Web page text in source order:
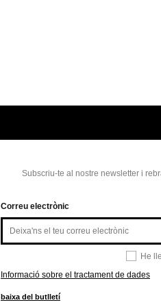
Subscriu-te al nostre newsletter i
Correu electrònic
He
Informació sobre el tractament de dades
baixa del butlletí